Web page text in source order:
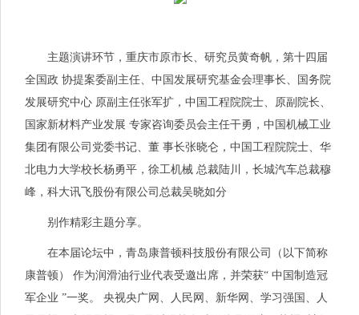
主题演讲环节，重庆市原市长、研究员黄奇帆，第十四届
全国政 协提案委副主任、中国发展研究基金会理事长、国务院
发展研究中心 原副主任张军扩，中国工程院院士、原副院长、
国家新材料产业发展 专家咨询委员会主任干勇，中国机械工业
集团有限公司党委书记、董 事长张晓仑，中国工程院院士、华
北电力大学校长杨勇平，徐工机械 总裁陆川，长城汽车总裁穆
峰，科大讯飞股份有限公司总裁吴晓如分
别作精彩主题分享。
在本届论坛中，青岛康普顿科技股份有限公司（以下简称
康普顿） 作为润滑油行业代表受邀出席，并荣获“ 中国制造冠
军企业 ”一奖。 央视央广网、人民网、新华网、学习 强国、人